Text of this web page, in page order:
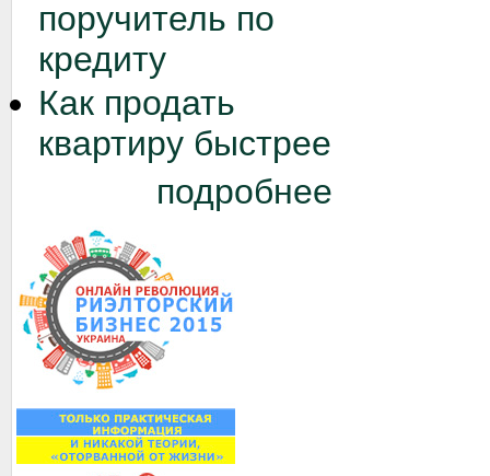
поручитель по
кредиту
Как продать
квартиру быстрее
подробнее